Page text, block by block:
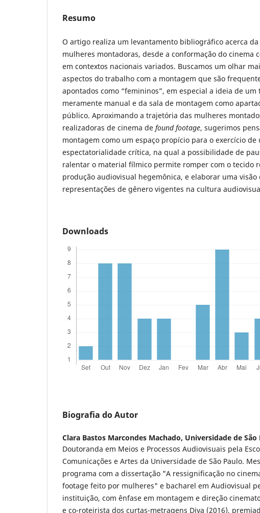
Resumo
O artigo realiza um levantamento bibliográfico acerca
mulheres montadoras, desde a conformação do cinema
em contextos nacionais variados. Buscamos um olhar
aspectos do trabalho com a montagem que são
apontados como “femininos”, em especial a ideia de um
meramente manual e da sala de montagem como
público. Aproximando a trajetória das mulheres
realizadoras de cinema de found footage, sugerimos
montagem como um espaço propício para o exercício de
espectatorialidade crítica, na qual a possibilidade de
ralentar o material fílmico permite romper com o tecido
produção audiovisual hegemônica, e elaborar uma visão
representações de gênero vigentes na cultura
Downloads
Biografia do Autor
Clara Bastos Marcondes Machado, Universidade de São
Doutoranda em Meios e Processos Audiovisuais pela
Comunicações e Artes da Universidade de São Paulo.
programa com a dissertação "A ressignificação no
footage feito por mulheres" e bacharel em Audiovisual
instituição, com ênfase em montagem e direção
e co-roteirista dos curtas-metragens Diva (2016),